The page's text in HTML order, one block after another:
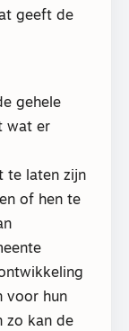
geeft de
gehele
wat er
te laten zijn
of hen te
voor hun
zo kan de